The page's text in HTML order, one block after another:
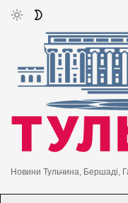
Новини Тульчина, Бершаді,